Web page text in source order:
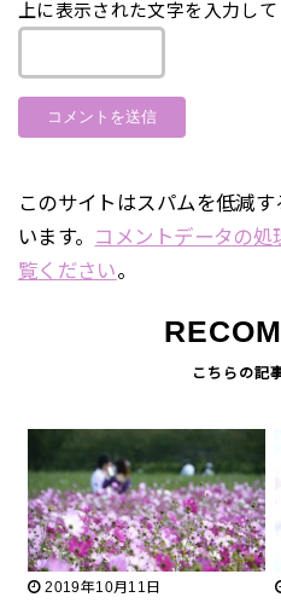
上に表示された文字を入力して
このサイトはスパムを低減
います。 コメントデータの
覧ください。
2019年10月11日